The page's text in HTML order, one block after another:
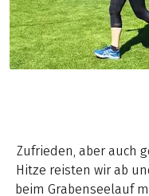
Zufrieden, aber auch
Hitze reisten wir ab
beim Grabenseelauf